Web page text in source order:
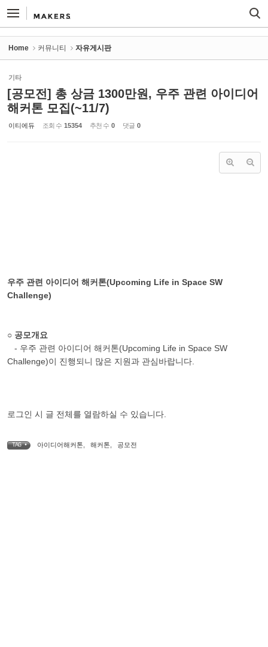
Home 커뮤니티 자유게시판
기타
[공모전] 총 상금 1300만원, 우주 관련 아이디어
해커톤 모집(~11/7)
이티에듀 조회 수 15354 추천 수 0 댓글 0
우주 관련 아이디어 해커톤(Upcoming Life in Space SW
Challenge)
○ 공모개요
- 우주 관련 아이디어 해커톤(Upcoming Life in Space SW
Challenge)이 진행되니 많은 지원과 관심바랍니다.
로그인 시 글 전체를 열람하실 수 있습니다.
TAG • 아이디어해커톤 해커톤 공모전